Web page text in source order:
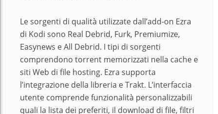
Le sorgenti di qualità utilizzate dall’add-on Ezra
di Kodi sono Real Debrid, Furk, Premiumize,
Easynews e All Debrid. I tipi di sorgenti
comprendono torrent memorizzati nella cache e
siti Web di file hosting. Ezra supporta
l’integrazione della libreria e Trakt. L’interfaccia
utente comprende funzionalità personalizzabili
quali la lista dei preferiti, il download di file, filtri